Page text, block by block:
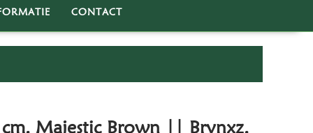
CONTACT
Majestic Brown || Brynxz.